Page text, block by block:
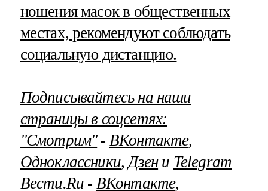
ношения масок в общественных
местах, рекомендуют соблюдать
социальную дистанцию.
Подписывайтесь на наши
страницы в соцсетях:
"Смотрим"‐ ВКонтакте,
Одноклассники, Дзени Telegram
Вести.Ru ‐ ВКонтакте,